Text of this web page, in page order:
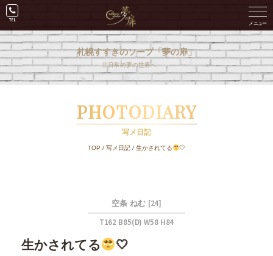
札幌すすきのソープ「夢の扉」
非日常の夢の世界へ･･･。
PHOTODIARY
写メ日記
TOP / 写メ日記/ 生かされてる 🤍
空条 ねむ [24]
T162 B85(D) W58 H84
生かされてる 🤍